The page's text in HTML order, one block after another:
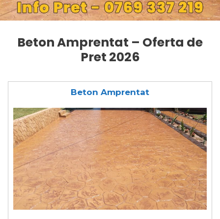
Beton Amprentat – Oferta de
Pret 2026
Beton Amprentat